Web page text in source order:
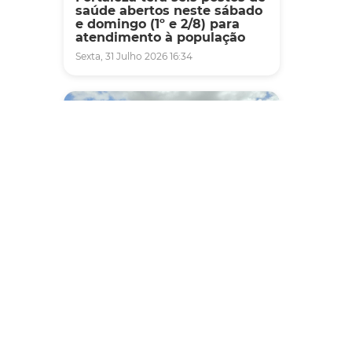
saúde abertos neste sábado
e domingo (1º e 2/8) para
atendimento à população
Sexta, 31 Julho 2026 16:34